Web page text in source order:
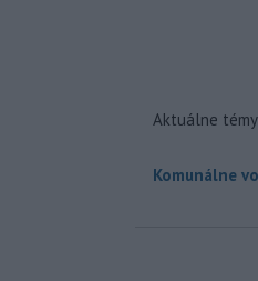
Aktuálne
Komunálne